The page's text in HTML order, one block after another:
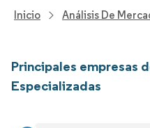
Inicio Análisis De
Principales empresas
Especializadas